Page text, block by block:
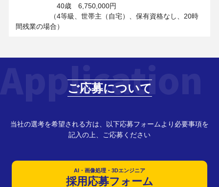
40歳 6,750,000円
（4等級、世帯主（自宅）、保有資格なし、20時
間残業の場合）
ご応募について
Application
当社の選考を希望される方は、以下応募フォームより必要事項を
記入の上、ご応募ください
AI・画像処理・3Dエンジニア
採用応募フォーム